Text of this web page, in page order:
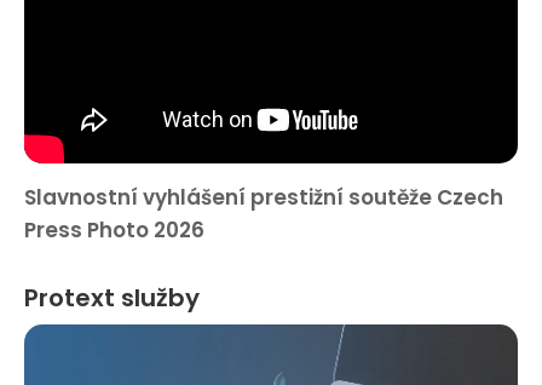
Slavnostní vyhlášení prestižní soutěže Czech
Press Photo 2026
Protext služby